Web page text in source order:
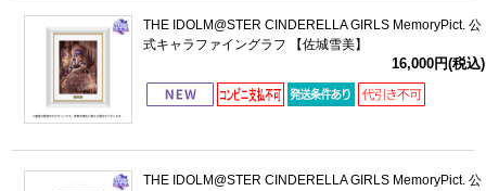
THE IDOLM@STER CINDERELLA GIRLS MemoryPict. 公
式キャラファイングラフ 【佐城雪美】
16,000円(税込)
THE IDOLM@STER CINDERELLA GIRLS MemoryPict. 公